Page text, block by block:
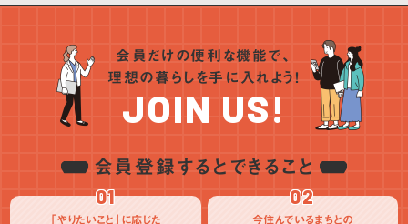
会員だけの便利な機能で、
理想の暮らしを手に入れよう！
JOIN US!
会員登録するとできること
01
「やりたいこと」に応じた
02
今住んでいるまちとの